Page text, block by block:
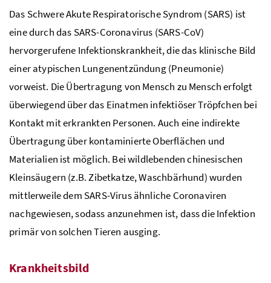
Das Schwere Akute Respiratorische Syndrom (SARS) ist
eine durch das SARS-Coronavirus (SARS-CoV)
hervorgerufene Infektionskrankheit, die das klinische Bild
einer atypischen Lungenentzündung (Pneumonie)
vorweist. Die Übertragung von Mensch zu Mensch erfolgt
überwiegend über das Einatmen infektiöser Tröpfchen bei
Kontakt mit erkrankten Personen. Auch eine indirekte
Übertragung über kontaminierte Oberflächen und
Materialien ist möglich. Bei wildlebenden chinesischen
Kleinsäugern (z.B.Zibetkatze, Waschbärhund) wurden
mittlerweile dem SARS-Virus ähnliche Coronaviren
nachgewiesen, sodass anzunehmen ist, dass die Infektion
primär von solchen Tieren ausging.
Krankheitsbild